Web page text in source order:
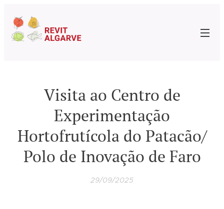
Visita ao Centro de
Experimentação
Hortofrutícola do Patacão/
Polo de Inovação de Faro
29/09/2025